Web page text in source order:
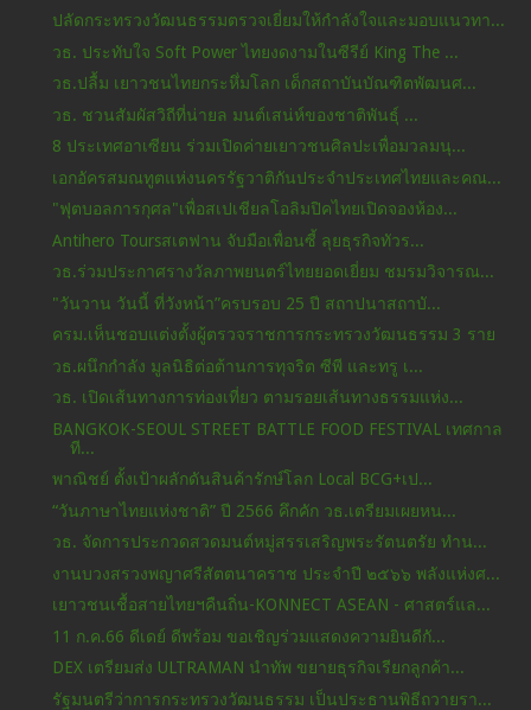
ปลัดกระทรวงวัฒนธรรมตรวจเยี่ยมให้กำลังใจและมอบแนวทา...
วธ. ประทับใจ Soft Power ไทยงดงามในซีรีย์ King The ...
วธ.ปลื้ม เยาวชนไทยกระหึ่มโลก เด็กสถาบันบัณฑิตพัฒนศ...
วธ. ชวนสัมผัสวิถีที่น่ายล มนต์เสน่ห์ของชาติพันธุ์ ...
8 ประเทศอาเซียน ร่วมเปิดค่ายเยาวชนศิลปะเพื่อมวลมนุ...
เอกอัครสมณทูตแห่งนครรัฐวาติกันประจําประเทศไทยและคณ...
"ฟุตบอลการกุศล"เพื่อสเปเชียลโอลิมปิคไทยเปิดจองห้อง...
Antihero Toursสเตฟาน จับมือเพื่อนซี้ ลุยธุรกิจทัวร...
วธ.ร่วมประกาศรางวัลภาพยนตร์ไทยยอดเยี่ยม ชมรมวิจารณ...
"วันวาน วันนี้ ที่วังหน้า”ครบรอบ 25 ปี สถาปนาสถาบั...
ครม.เห็นชอบแต่งตั้งผู้ตรวจราชการกระทรวงวัฒนธรรม 3 ราย
วธ.ผนึกกำลัง มูลนิธิต่อต้านการทุจริต ซีพี และทรู เ...
วธ. เปิดเส้นทางการท่องเที่ยว ตามรอยเส้นทางธรรมแห่ง...
BANGKOK-SEOUL STREET BATTLE FOOD FESTIVAL เทศกาล
ที...
พาณิชย์ ตั้งเป้าผลักดันสินค้ารักษ์โลก Local BCG+เป...
“วันภาษาไทยแห่งชาติ” ปี 2566 คึกคัก วธ.เตรียมเผยหน...
วธ. จัดการประกวดสวดมนต์หมู่สรรเสริญพระรัตนตรัย ทำน...
งานบวงสรวงพญาศรีสัตตนาคราช ประจำปี ๒๕๖๖ พลังแห่งศ...
เยาวชนเชื้อสายไทยฯคืนถิ่น-KONNECT ASEAN - ศาสตร์แล...
11 ก.ค.66 ดีเดย์ ดีพร้อม ขอเชิญร่วมแสดงความยินดีกั...
DEX เตรียมส่ง ULTRAMAN นำทัพ ขยายธุรกิจเรียกลูกค้า...
รัฐมนตรีว่าการกระทรวงวัฒนธรรม เป็นประธานพิธีถวายรา...